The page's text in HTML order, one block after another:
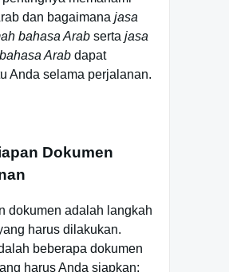
dan bagaimana jasa
bahasa Arab serta jasa
Arab dapat
Anda selama perjalanan.
Dokumen
dokumen adalah langkah
harus dilakukan.
beberapa dokumen
harus Anda siapkan: